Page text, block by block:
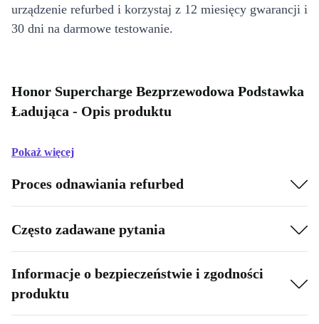
urządzenie refurbed i korzystaj z 12 miesięcy gwarancji i
30 dni na darmowe testowanie.
Honor Supercharge Bezprzewodowa Podstawka
Ładująca - Opis produktu
Pokaż więcej
Proces odnawiania refurbed
Często zadawane pytania
Informacje o bezpieczeństwie i zgodności
produktu